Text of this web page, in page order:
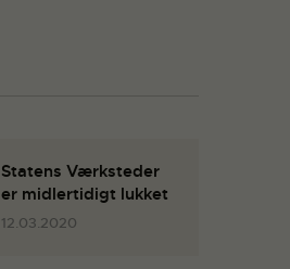
Statens Værksteder
er midlertidigt lukket
12.03.2020